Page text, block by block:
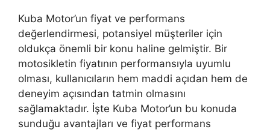
Kuba Motor’un fiyat ve performans
değerlendirmesi, potansiyel müşteriler için
oldukça önemli bir konu haline gelmiştir. Bir
motosikletin fiyatının performansıyla uyumlu
olması, kullanıcıların hem maddi açıdan hem de
deneyim açısından tatmin olmasını
sağlamaktadır. İşte Kuba Motor’un bu konuda
sunduğu avantajları ve fiyat performans